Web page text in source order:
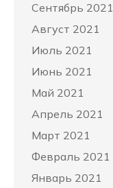
Сентябрь 2021
Август 2021
Июль 2021
Июнь 2021
Май 2021
Апрель 2021
Март 2021
Февраль 2021
Январь 2021